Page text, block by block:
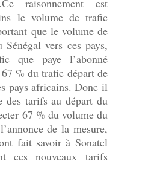
raisonnement est
le volume de trafic
que le volume de
vers ces pays,
que paye l’abonné
67 % du trafic départ de
pays africains. Donc il
des tarifs au départ du
67 % du volume du
de la mesure,
fait savoir à Sonatel
ces nouveaux tarifs